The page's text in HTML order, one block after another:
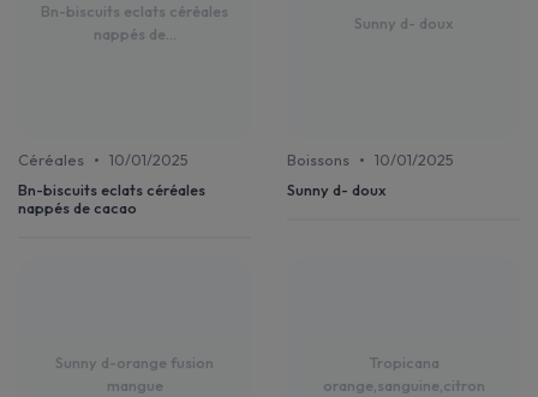
Bn-biscuits eclats céréales
nappés de...
Céréales • 10/01/2025
Bn-biscuits eclats céréales
nappés de cacao
Sunny d- doux
Boissons • 10/01/2025
Sunny d- doux
Sunny d-orange fusion
mangue
Tropicana
orange,sanguine,citron